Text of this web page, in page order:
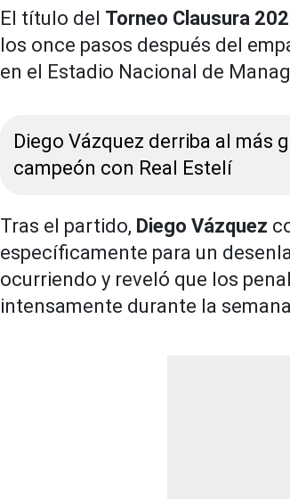
El título del Torneo Clausura
los once pasos después del
en el Estadio Nacional de
Diego Vázquez derriba al más
campeón con Real Estelí
Tras el partido, Diego Vázquez
específicamente para un
ocurriendo y reveló que los
intensamente durante la